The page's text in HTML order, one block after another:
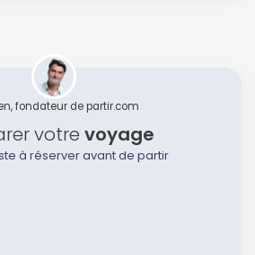
fondateur de partir.com
votre voyage
à réserver avant de partir